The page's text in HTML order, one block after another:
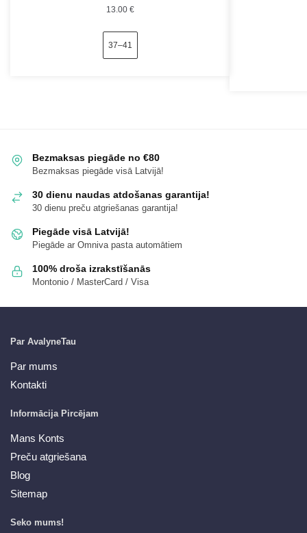
13.00 €
37–41
Bezmaksas piegāde no €80
Bezmaksas piegāde visā Latvijā!
30 dienu naudas atdošanas garantija!
30 dienu preču atgriešanas garantija!
Piegāde visā Latvijā!
Piegāde ar Omniva pasta automātiem
100% droša izrakstīšanās
Montonio / MasterCard / Visa
Par AvalyneTau
Par mums
Kontakti
Informācija Pircējam
Mans Konts
Preču atgriešana
Blog
Sitemap
Seko mums!